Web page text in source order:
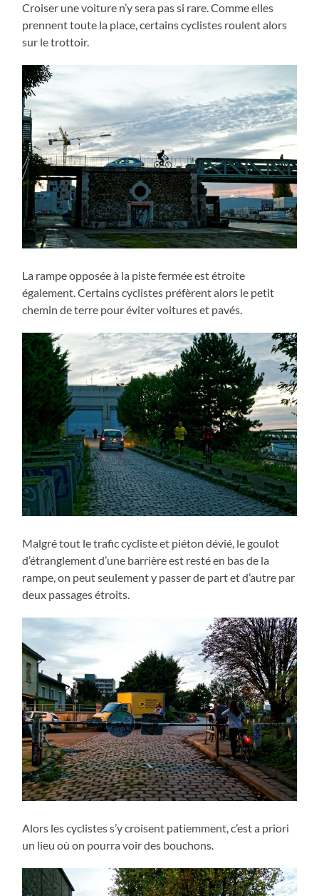
Croiser une voiture n’y sera pas si rare. Comme elles
prennent toute la place, certains cyclistes roulent alors
sur le trottoir.
La rampe opposée à la piste fermée est étroite
également. Certains cyclistes préfèrent alors le petit
chemin de terre pour éviter voitures et pavés.
Malgré tout le trafic cycliste et piéton dévié, le goulot
d’étranglement d’une barrière est resté en bas de la
rampe, on peut seulement y passer de part et d’autre par
deux passages étroits.
Alors les cyclistes s’y croisent patiemment, c’est a priori
un lieu où on pourra voir des bouchons.